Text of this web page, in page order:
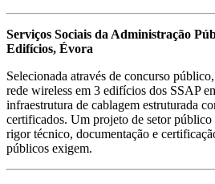
Serviços Sociais da Administração
Edifícios, Évora
Selecionada através de concurso
rede wireless em 3 edifícios dos SSAP
infraestrutura de cablagem estruturada
certificados. Um projeto de setor público
rigor técnico, documentação e
públicos exigem.